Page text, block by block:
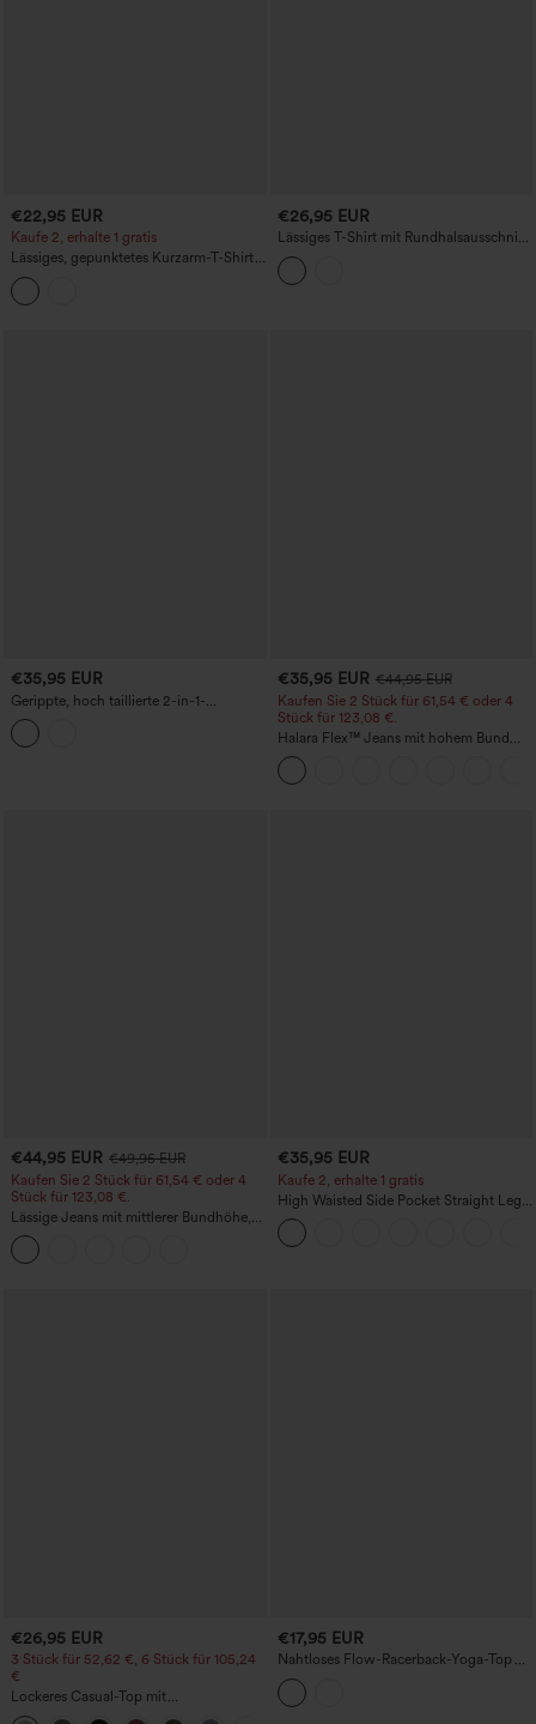
€22,95 EUR
Kaufe 2, erhalte 1 gratis
Lässiges, gepunktetes Kurzarm-T-Shirt
mit V-Ausschnitt
€26,95 EUR
Lässiges T-Shirt mit Rundhalsausschnitt
und Kappenärmeln
€35,95 EUR
Gerippte, hoch taillierte 2-in-1-
Freizeitshorts mit Taschen
€35,95 EUR €44,95 EUR
Kaufen Sie 2 Stück für 61,54 € oder 4
Stück für 123,08 €.
Halara Flex™ Jeans mit hohem Bund
und Taschen, gewaschener, lässiger
Bootcut
€44,95 EUR €49,95 EUR
Kaufen Sie 2 Stück für 61,54 € oder 4
Stück für 123,08 €.
Lässige Jeans mit mittlerer Bundhöhe,
Kordelzug und Taschen
€35,95 EUR
Kaufe 2, erhalte 1 gratis
High Waisted Side Pocket Straight Leg
Work Pants
€26,95 EUR
3 Stück für 52,62 €, 6 Stück für 105,24
€
Lockeres Casual-Top mit
Rundhalsausschnitt und
€17,95 EUR
Nahtloses Flow-Racerback-Yoga-Top
mit integriertem BH